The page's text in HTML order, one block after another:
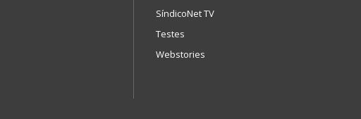
SíndicoNet TV
Testes
Webstories